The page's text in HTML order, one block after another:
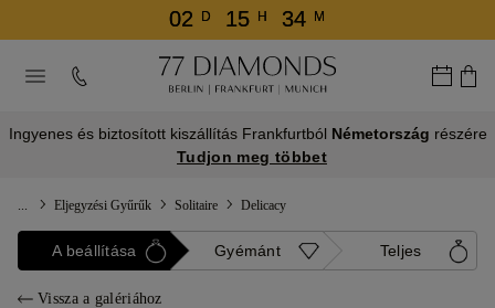
02 D 15 H 34 M
Ingyenes és biztosított kiszállítás Frankfurtból Németország részére
Tudjon meg többet
Eljegyzési Gyűrűk Solitaire Delicacy
A beállítása Gyémánt Teljes
Vissza a galériához